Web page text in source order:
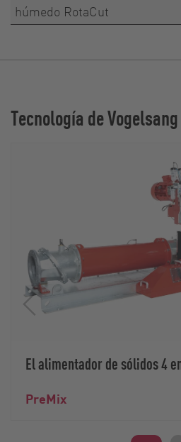
húmedo RotaCut
Tecnología de
El alimentador de sólidos 4
PreMix